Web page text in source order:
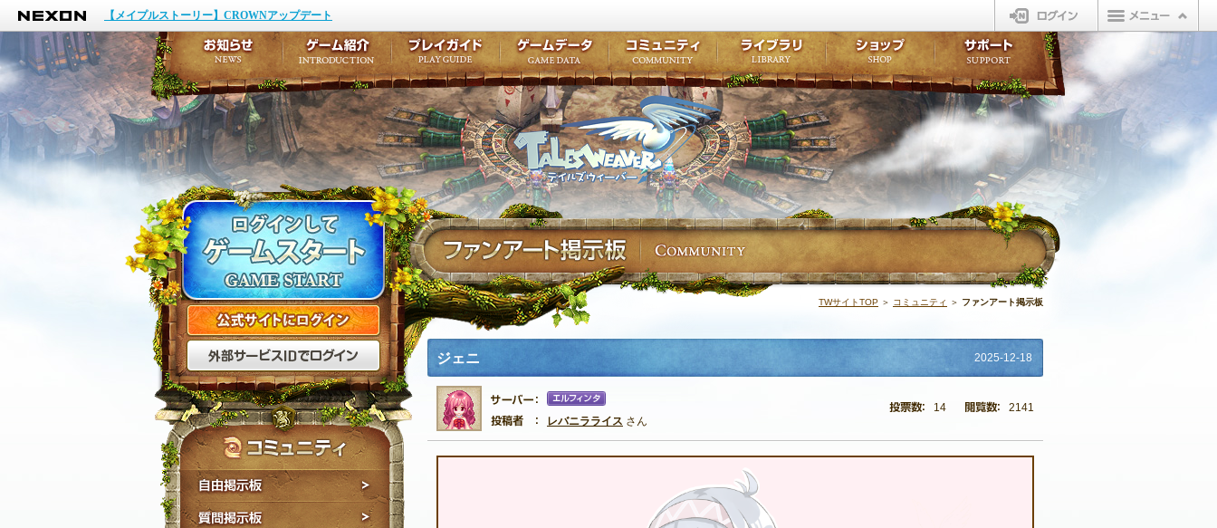
NEXON
【メイプルストーリー】CROWNアップデート
ログイン
テイルズウィーバー
公式サイトにログイン
外部サービスIDでログイン
TWサイトTOP ＞ コミュニティ ＞ ファンアート掲示板
ジェニ 2025-12-18
レバニラライス さん
14 2141
お知らせ
イベント
アップデート
メンテナンス
ゲーム紹介
ここだけは知っておこうプレイガイド
ワープポイント
ゲームデータ
ルーンスキル
コミュニティ
コミュニティポイントライブラリ
LINEスタンプ
ショップ
販売アイテム
ビューティーショップ
オープンマーケットサポート
不具合対応状況
アンケート